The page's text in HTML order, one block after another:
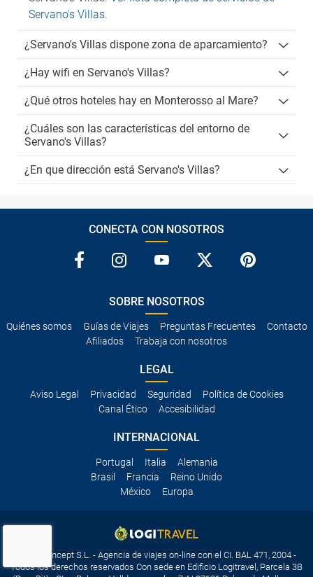
Servano's Villas.
¿Servano's Villas dispone zona de aparcamiento?
¿Hay wifi en Servano's Villas?
¿Qué otros hoteles hay en Monterosso al Mare?
¿Cuáles son las características del entorno de
Servano's Villas?
¿En que dirección está Servano's Villas?
CONECTA CON NOSOTROS
SOBRE NOSOTROS
Quiénes somos Guías de Viajes Preguntas Frecuentes
Contacto
Afiliados
Trabaja con nosotros
LEGAL
Aviso Legal Privacidad Seguridad
Política de Cookies
Canal Ético
Accesibilidad
INTERNACIONAL
Portugal Italia
Alemania
Brasil
Francia
Reino Unido
México
Europa
Travelconcept S.L. - Agencia de viajes on-line con el CI. BAL 471, 2004 -
Todos los derechos reservados Con sede en Edificio Logitravel, Parcela 3B